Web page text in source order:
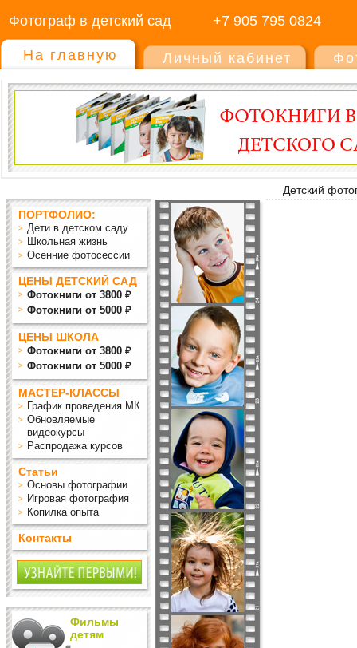
Фотограф в детский сад +7 905 795 0824
На главную Личный кабинет
Детский
ПОРТФОЛИО:
Дети в детском саду
Школьная жизнь
Осенние фотосессии
ЦЕНЫ ДЕТСКИЙ САД
Фотокниги от 3800 ₽
Фотокниги от 5000 ₽
ЦЕНЫ ШКОЛА
Фотокниги от 3800 ₽
Фотокниги от 5000 ₽
МАСТЕР-КЛАССЫ
График проведения МК
Обновляемые
видеокурсы
Распродажа курсов
Статьи
Основы фотографии
Игровая фотография
Копилка опыта
Контакты
Фильмы
детям